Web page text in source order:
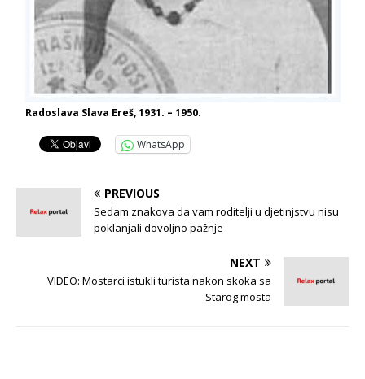
Radoslava Slava Ereš, 1931. – 1950.
WhatsApp
PREVIOUS
Sedam znakova da vam roditelji u djetinjstvu nisu
poklanjali dovoljno pažnje
NEXT
VIDEO: Mostarci istukli turista nakon skoka sa
Starog mosta